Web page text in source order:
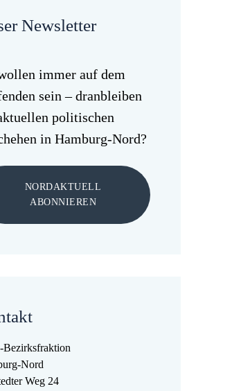
Newsletter
immer auf dem
sein – dranbleiben
politischen
in Hamburg-Nord?
NORDAKTUELL
ABONNIEREN
Nord
Weg 24